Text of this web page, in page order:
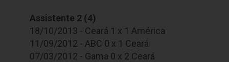
Assistente 2 (4)
18/10/2013 - Ceará 1 x 1 América
11/09/2012 - ABC 0 x 1 Ceará
07/03/2012 - Gama 0 x 2 Ceará